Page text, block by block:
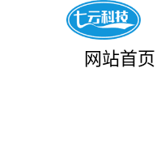
网站首页